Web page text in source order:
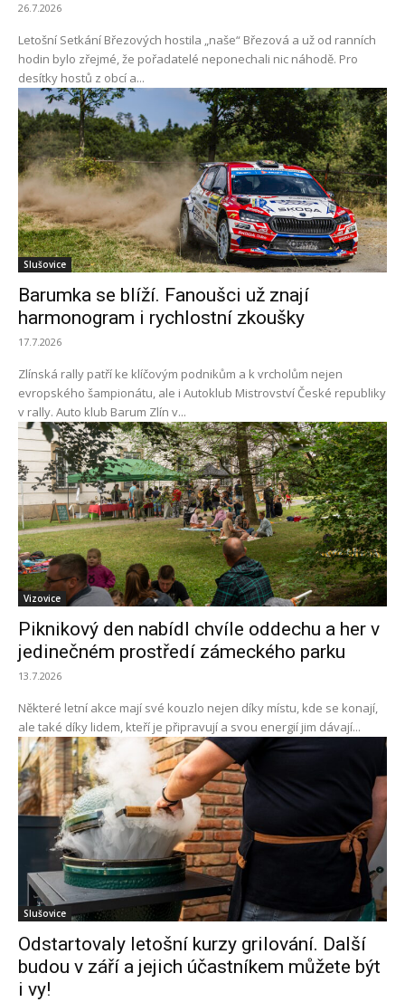
26.7.2026
Letošní Setkání Březových hostila „naše“ Březová a už od ranních
hodin bylo zřejmé, že pořadatelé neponechali nic náhodě. Pro
desítky hostů z obcí a...
Slušovice
Barumka se blíží. Fanoušci už znají
harmonogram i rychlostní zkoušky
17.7.2026
Zlínská rally patří ke klíčovým podnikům a k vrcholům nejen
evropského šampionátu, ale i Autoklub Mistrovství České republiky
v rally. Auto klub Barum Zlín v...
Vizovice
Piknikový den nabídl chvíle oddechu a her v
jedinečném prostředí zámeckého parku
13.7.2026
Některé letní akce mají své kouzlo nejen díky místu, kde se konají,
ale také díky lidem, kteří je připravují a svou energií jim dávají...
Slušovice
Odstartovaly letošní kurzy grilování. Další
budou v září a jejich účastníkem můžete být
i vy!